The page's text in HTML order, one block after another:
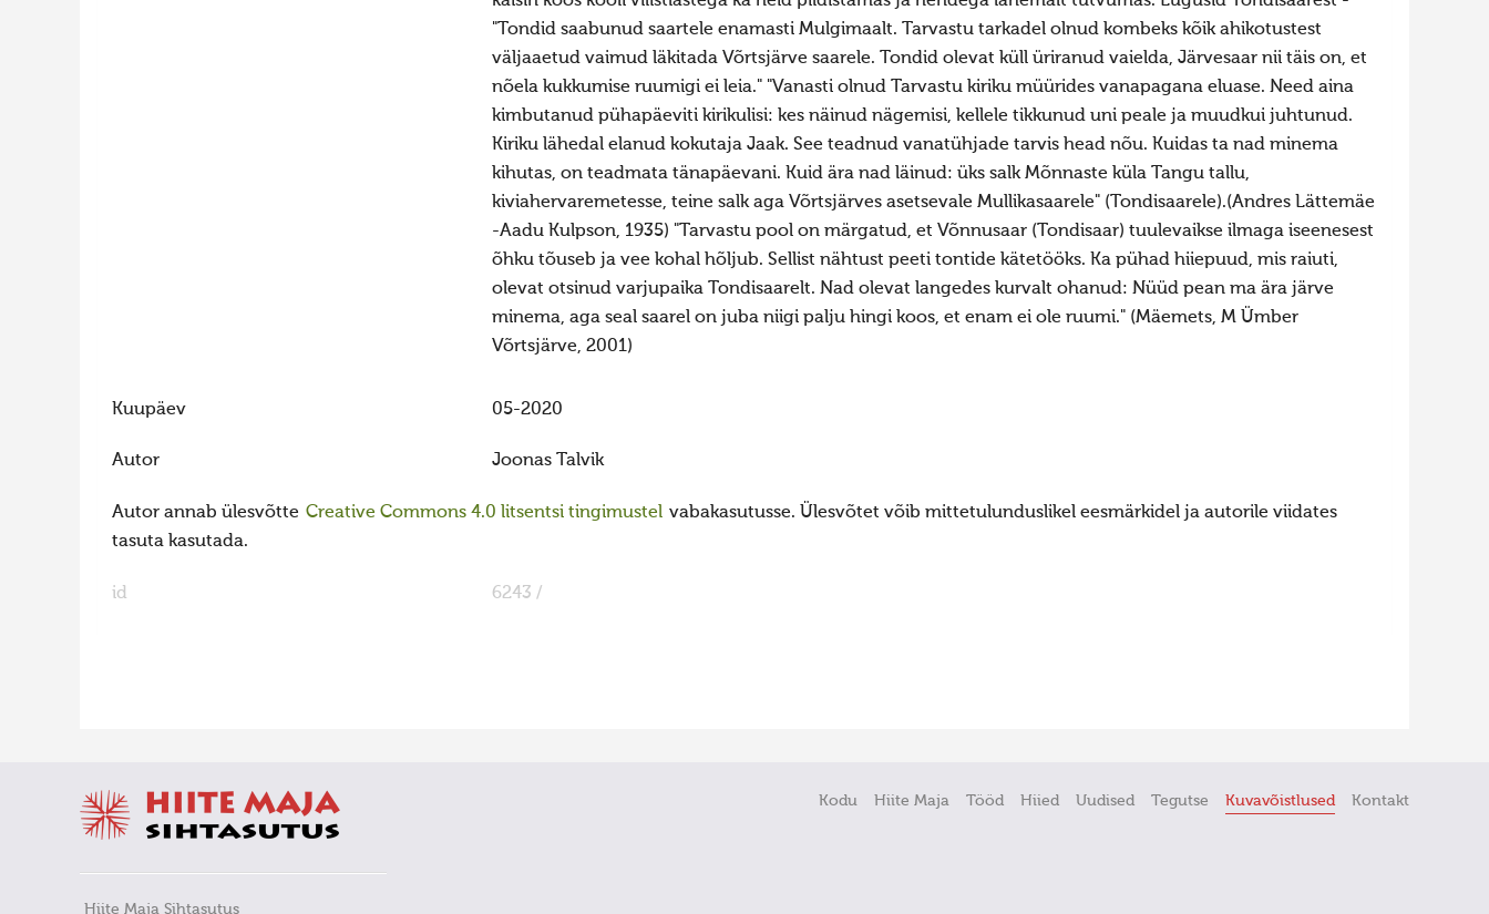
"Tondid saabunud saartele enamasti Mulgimaalt. Tarvastu tarkadel olnud kombeks kõik ahikotustest
väljaaetud vaimud läkitada Võrtsjärve saarele. Tondid olevat küll üriranud vaielda, Järvesaar nii täis on, et
nõela kukkumise ruumigi ei leia." "Vanasti olnud Tarvastu kiriku müürides vanapagana eluase. Need aina
kimbutanud pühapäeviti kirikulisi: kes näinud nägemisi, kellele tikkunud uni peale ja muudkui juhtunud.
Kiriku lähedal elanud kokutaja Jaak. See teadnud vanatühjade tarvis head nõu. Kuidas ta nad minema
kihutas, on teadmata tänapäevani. Kuid ära nad läinud: üks salk Mõnnaste küla Tangu tallu,
kiviahervaremetesse, teine salk aga Võrtsjärves asetsevale Mullikasaarele" (Tondisaarele).(Andres Lättemäe
-Aadu Kulpson, 1935) "Tarvastu pool on märgatud, et Võnnusaar (Tondisaar) tuulevaikse ilmaga iseenesest
õhku tõuseb ja vee kohal hõljub. Sellist nähtust peeti tontide kätetööks. Ka pühad hiiepuud, mis raiuti,
olevat otsinud varjupaika Tondisaarelt. Nad olevat langedes kurvalt ohanud: Nüüd pean ma ära järve
minema, aga seal saarel on juba niigi palju hingi koos, et enam ei ole ruumi." (Mäemets, M Ümber
Võrtsjärve, 2001)
Kuupäev 05-2020
Autor Joonas Talvik
Autor annab ülesvõtte Creative Commons 4.0 litsentsi tingimustel vabakasutusse. Ülesvõtet võib mittetulunduslikel eesmärkidel ja autorile viidates
tasuta kasutada.
id 6243 /
Hiite Maja Sihtasutus
Kodu Hiite Maja Tööd Hiied Uudised Tegutse Kuvavõistlused Kontakt